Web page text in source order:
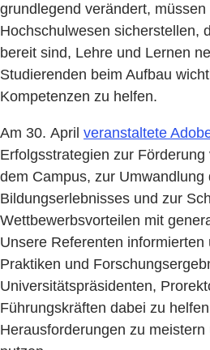
grundlegend verändert,
Hochschulwesen sicherstellen,
bereit sind, Lehre und Lernen
Studierenden beim Aufbau
Kompetenzen zu helfen.
Am 30. April veranstaltete
Erfolgsstrategien zur
dem Campus, zur Umwandlung
Bildungserlebnisses und zur
Wettbewerbsvorteilen mit
Unsere Referenten informierten
Praktiken und
Universitätspräsidenten,
Führungskräften dabei zu
Herausforderungen zu